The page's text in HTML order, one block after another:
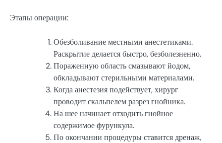
Этапы операции:
Обезболивание местными анестетиками.
Раскрытие делается быстро, безболезненно.
Пораженную область смазывают йодом,
обкладывают стерильными материалами.
Когда анестезия подействует, хирург
проводит скальпелем разрез гнойника.
На шее начинает отходить гнойное
содержимое фурункула.
По окончании процедуры ставится дренаж,